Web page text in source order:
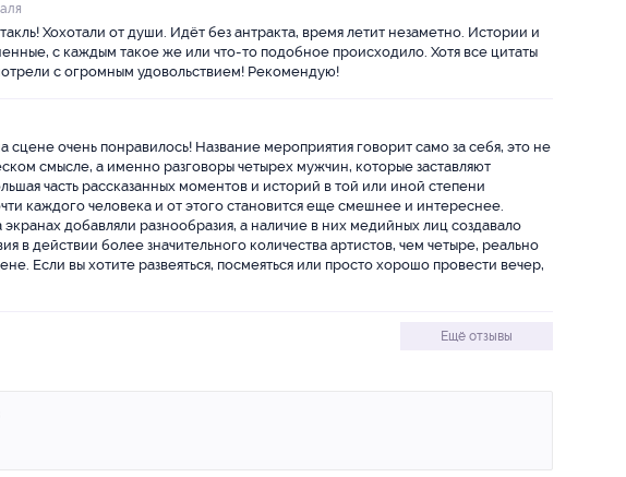
зависть к более удачливым коллегам, ровесникам, друзьям… да,
удачливым… но больше всего, конечно, женщины.
достоин бурных оваций.
о мужской и женской логике.
Хохотали от души. Идёт без антракта, время летит незаметно. Истории и
с каждым такое же или что-то подобное происходило. Хотя все цитаты
с огромным удовольствием! Рекомендую!
сцене очень понравилось! Название мероприятия говорит само за себя, это не
смысле, а именно разговоры четырех мужчин, которые заставляют
часть рассказанных моментов и историй в той или иной степени
каждого человека и от этого становится еще смешнее и интереснее.
добавляли разнообразия, а наличие в них медийных лиц создавало
в действии более значительного количества артистов, чем четыре, реально
Если вы хотите развеяться, посмеяться или просто хорошо провести вечер,
Ещё отзывы